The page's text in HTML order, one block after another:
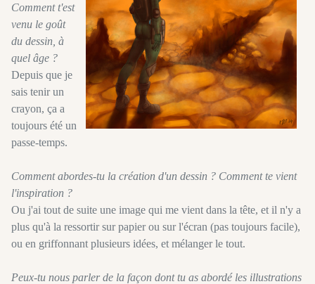
Comment t'est
venu le goût
du dessin, à
quel âge ?
Depuis que je
sais tenir un
crayon, ça a
toujours été un
passe-temps.
Comment abordes-tu la création d'un dessin ? Comment te vient
l'inspiration ?
Ou j'ai tout de suite une image qui me vient dans la tête, et il n'y a
plus qu'à la ressortir sur papier ou sur l'écran (pas toujours facile),
ou en griffonnant plusieurs idées, et mélanger le tout.
Peux-tu nous parler de la façon dont tu as abordé les illustrations